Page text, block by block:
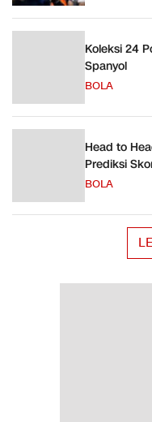
Koleksi 24
Spanyol
BOLA
Head to
Prediksi
BOLA